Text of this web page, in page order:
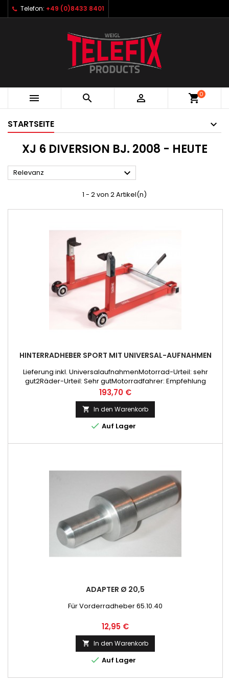
Telefon: +49 (0)8433 8401
   shopping_cart0
STARTSEITE
XJ 6 DIVERSION BJ. 2008 - HEUTE
Relevanz 
1 - 2 von 2 Artikel(n)
HINTERRADHEBER SPORT MIT UNIVERSAL-AUFNAHMEN
Lieferung inkl. UniversalaufnahmenMotorrad-Urteil: sehr
gut2Räder-Urteil: Sehr gutMotorradfahrer: Empfehlung
Preis
193,70 €
 In den Warenkorb
 Auf Lager
ADAPTER Ø 20,5
Für Vorderradheber 65.10.40
Preis
12,95 €
 In den Warenkorb
 Auf Lager